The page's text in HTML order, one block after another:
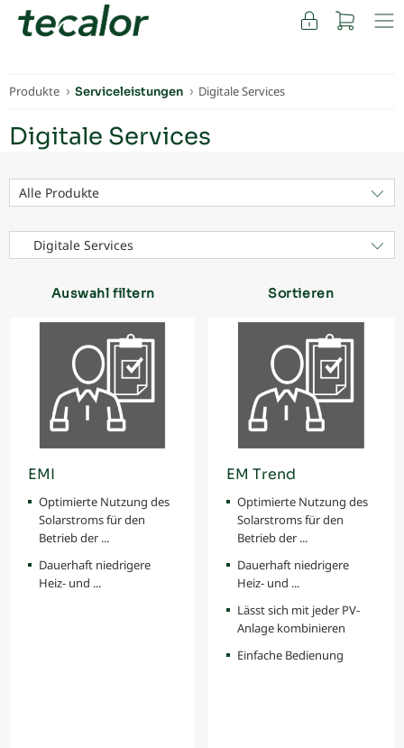
FACHKUNDEN
Produkte Serviceleistungen Digitale Services
Digitale Services
Alle Produkte
Digitale Services
Auswahl filtern Sortieren
EMI
Optimierte Nutzung des
Solarstroms für den
Betrieb der ...
Dauerhaft niedrigere
Heiz- und ...
EM Trend
Optimierte Nutzung des
Solarstroms für den
Betrieb der ...
Dauerhaft niedrigere
Heiz- und ...
Lässt sich mit jeder PV-
Anlage kombinieren
Einfache Bedienung